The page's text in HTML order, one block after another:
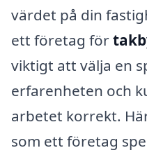
värdet på din
ett företag för
viktigt att välja en
erfarenheten och
arbetet korrekt.
som ett företag